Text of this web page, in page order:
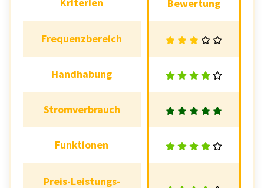
Frequenzbereich
Handhabung
Stromverbrauch
Funktionen
Preis-Leistungs-
Bewertung
Frequenzbereich
Handhabung
Stromverbrauch
Funktionen
Preis-Leistungs-